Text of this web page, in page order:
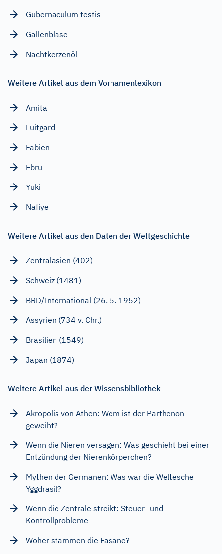
Gubernaculum testis
Gallenblase
Nachtkerzenöl
Weitere Artikel aus dem Vornamenlexikon
Amita
Luitgard
Fabien
Ebru
Yuki
Nafiye
Weitere Artikel aus den Daten der Weltgeschichte
Zentralasien (402)
Schweiz (1481)
BRD/International (26. 5. 1952)
Assyrien (734 v. Chr.)
Brasilien (1549)
Japan (1874)
Weitere Artikel aus der Wissensbibliothek
Akropolis von Athen: Wem ist der Parthenon
geweiht?
Wenn die Nieren versagen: Was geschieht bei einer
Entzündung der Nierenkörperchen?
Mythen der Germanen: Was war die Weltesche
Yggdrasil?
Wenn die Zentrale streikt: Steuer- und
Kontrollprobleme
Woher stammen die Fasane?